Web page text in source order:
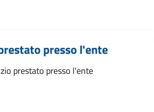
presso l'ente
prestato presso l'ente